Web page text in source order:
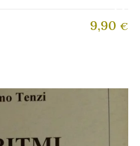
9,90 €